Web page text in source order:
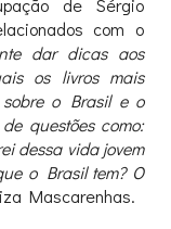
de Sérgio
com o
dar dicas aos
os livros mais
o Brasil e o
questões como:
dessa vida jovem
o Brasil tem? O
Mascarenhas.